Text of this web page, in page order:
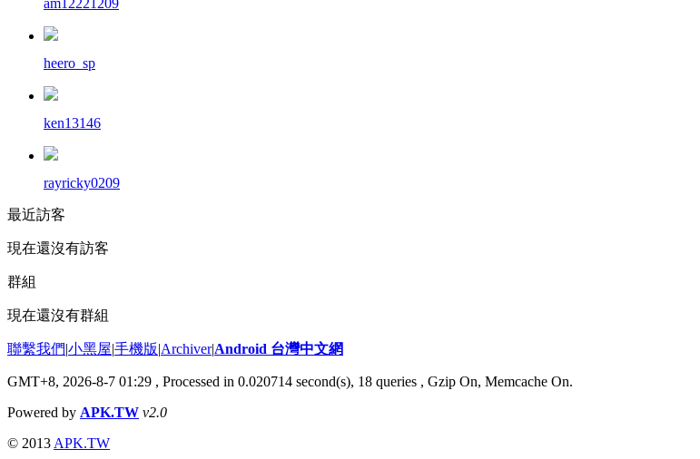
heero_sp
ken13146
rayricky0209
最近訪客
現在還沒有訪客
群組
現在還沒有群組
聯繫我們|小黑屋|手機版|Archiver|Android 台灣中文網
GMT+8, 2026-8-7 01:29 , Processed in 0.020714 second(s), 18 queries , Gzip On, Memcache On.
Powered by APK.TW v2.0
© 2013 APK.TW